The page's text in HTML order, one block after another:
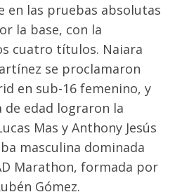
en las pruebas absolutas
la base, con la
cuatro títulos. Naiara
se proclamaron
en sub-16 femenino, y
de edad lograron la
Mas y Anthony Jesús
masculina dominada
Marathon, formada por
Gómez.